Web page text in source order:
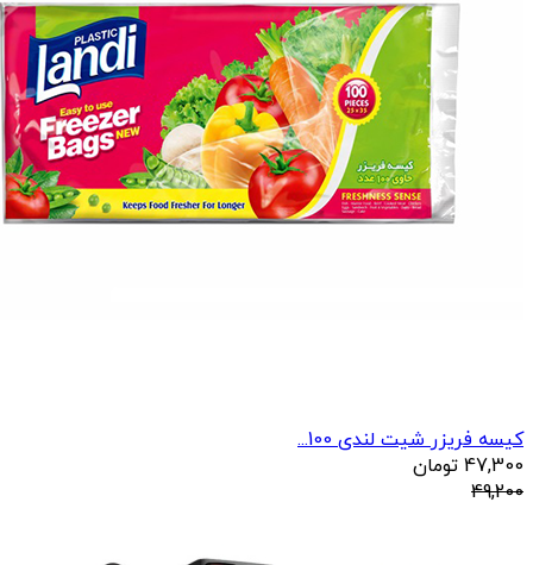
کیسه فریزر شیت لندی 100...
47,300 تومان
49,200